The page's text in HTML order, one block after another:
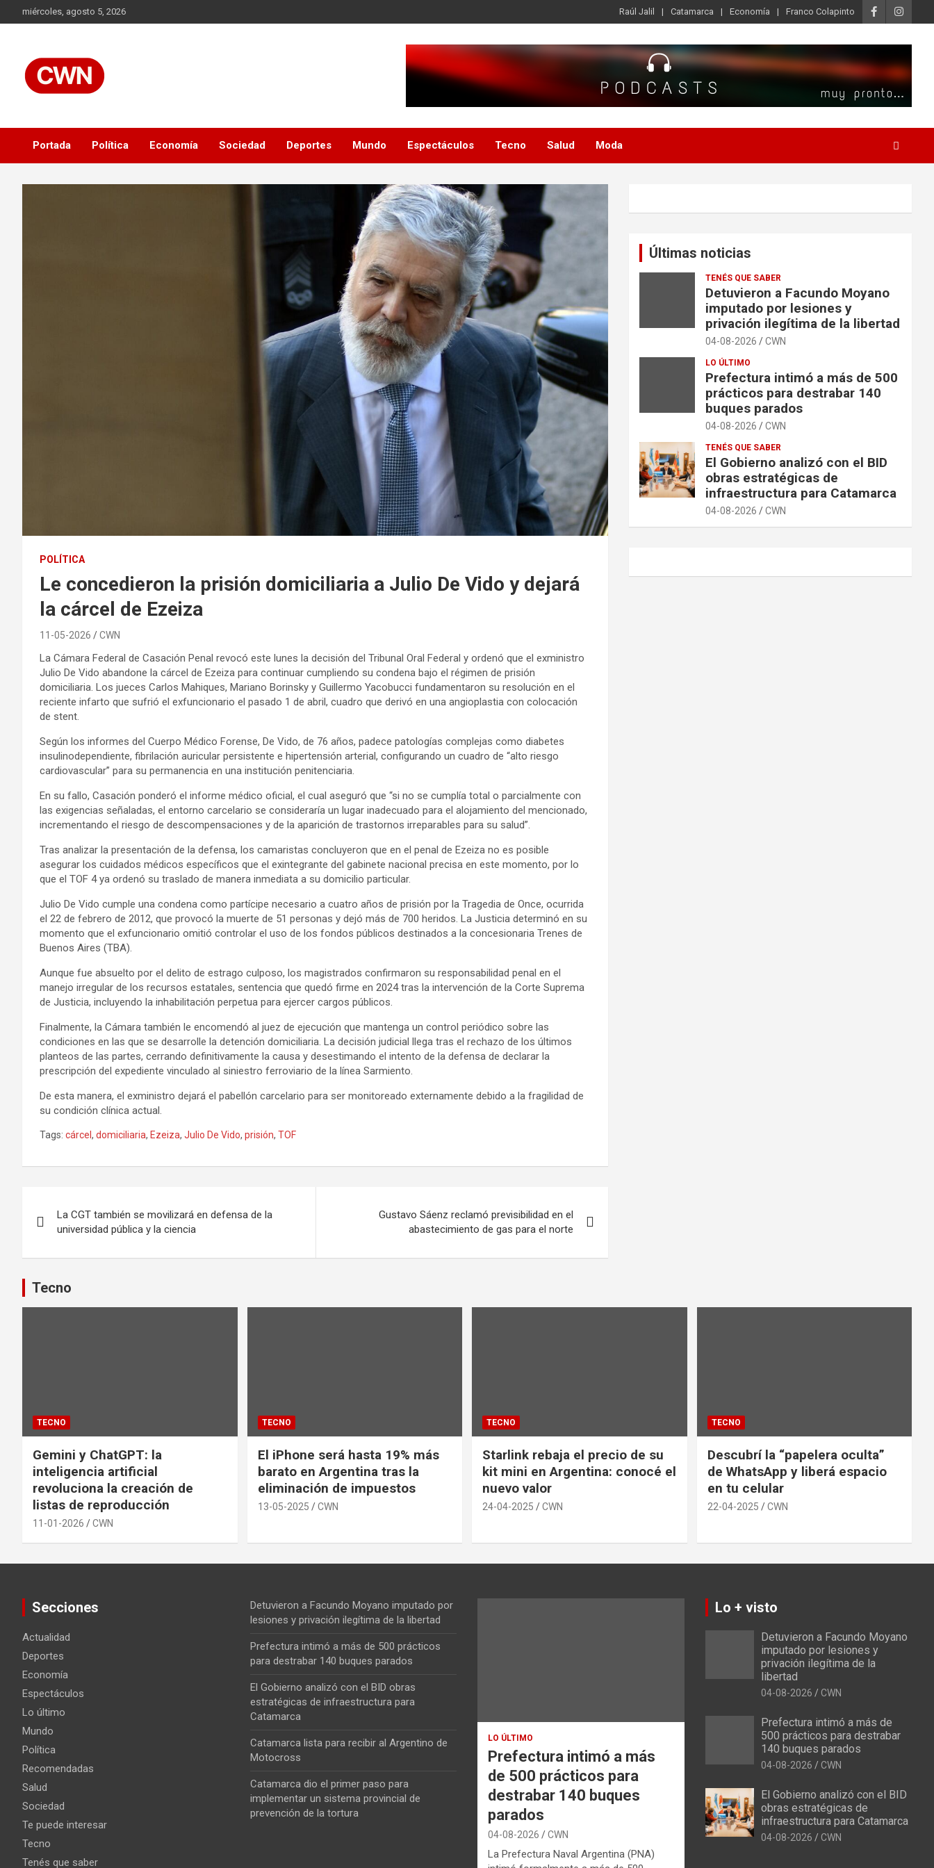
to
miércoles, agosto 5, 2026 Raúl Jalil Catamarca Economía Franco Colapinto
Portada Política Economía Sociedad Deportes Mundo Espectáculos Tecno Salud Moda
POLÍTICA
Le concedieron la prisión domiciliaria a Julio De Vido y dejará
la cárcel de Ezeiza
11-05-2026 CWN
La Cámara Federal de Casación Penal revocó este lunes la decisión del Tribunal Oral Federal y ordenó que el exministro
Julio De Vido abandone la cárcel de Ezeiza para continuar cumpliendo su condena bajo el régimen de prisión
domiciliaria. Los jueces Carlos Mahiques, Mariano Borinsky y Guillermo Yacobucci fundamentaron su resolución en el
reciente infarto que sufrió el exfuncionario el pasado 1 de abril, cuadro que derivó en una angioplastia con colocación
de stent.
Según los informes del Cuerpo Médico Forense, De Vido, de 76 años, padece patologías complejas como diabetes
insulinodependiente, fibrilación auricular persistente e hipertensión arterial, configurando un cuadro de “alto riesgo
cardiovascular” para su permanencia en una institución penitenciaria.
En su fallo, Casación ponderó el informe médico oficial, el cual aseguró que “si no se cumplía total o parcialmente con
las exigencias señaladas, el entorno carcelario se consideraría un lugar inadecuado para el alojamiento del mencionado,
incrementando el riesgo de descompensaciones y de la aparición de trastornos irreparables para su salud”.
Tras analizar la presentación de la defensa, los camaristas concluyeron que en el penal de Ezeiza no es posible
asegurar los cuidados médicos específicos que el exintegrante del gabinete nacional precisa en este momento, por lo
que el TOF 4 ya ordenó su traslado de manera inmediata a su domicilio particular.
Julio De Vido cumple una condena como partícipe necesario a cuatro años de prisión por la Tragedia de Once, ocurrida
el 22 de febrero de 2012, que provocó la muerte de 51 personas y dejó más de 700 heridos. La Justicia determinó en su
momento que el exfuncionario omitió controlar el uso de los fondos públicos destinados a la concesionaria Trenes de
Buenos Aires (TBA).
Aunque fue absuelto por el delito de estrago culposo, los magistrados confirmaron su responsabilidad penal en el
manejo irregular de los recursos estatales, sentencia que quedó firme en 2024 tras la intervención de la Corte Suprema
de Justicia, incluyendo la inhabilitación perpetua para ejercer cargos públicos.
Finalmente, la Cámara también le encomendó al juez de ejecución que mantenga un control periódico sobre las
condiciones en las que se desarrolle la detención domiciliaria. La decisión judicial llega tras el rechazo de los últimos
planteos de las partes, cerrando definitivamente la causa y desestimando el intento de la defensa de declarar la
prescripción del expediente vinculado al siniestro ferroviario de la línea Sarmiento.
De esta manera, el exministro dejará el pabellón carcelario para ser monitoreado externamente debido a la fragilidad de
su condición clínica actual.
Tags: cárcel , domiciliaria, Ezeiza, Julio De Vido, prisión, TOF
de
entradas
La CGT también se movilizará en defensa de la
universidad pública y la ciencia
Gustavo Sáenz reclamó previsibilidad en el
abastecimiento de gas para el norte
Últimas noticias
TENÉS QUE SABER
Detuvieron a Facundo Moyano
imputado por lesiones y
privación ilegítima de la libertad
04-08-2026 CWN
LO ÚLTIMO
Prefectura intimó a más de 500
prácticos para destrabar 140
buques parados
04-08-2026 CWN
TENÉS QUE SABER
El Gobierno analizó con el BID
obras estratégicas de
infraestructura para Catamarca
04-08-2026 CWN
Tecno
TECNO
Gemini y ChatGPT: la
inteligencia artificial
revoluciona la creación de
listas de reproducción
11-01-2026 CWN
TECNO
El iPhone será hasta 19% más
barato en Argentina tras la
eliminación de impuestos
13-05-2025 CWN
TECNO
Starlink rebaja el precio de su
kit mini en Argentina: conocé el
nuevo valor
24-04-2025 CWN
TECNO
Descubrí la “papelera oculta”
de WhatsApp y liberá espacio
en tu celular
22-04-2025 CWN
Secciones
Actualidad
Deportes
Economía
Espectáculos
Lo último
Mundo
Política
Recomendadas
Salud
Sociedad
Te puede interesar
Tecno
Tenés que saber
Detuvieron a Facundo Moyano imputado por
lesiones y privación ilegítima de la libertad
Prefectura intimó a más de 500 prácticos
para destrabar 140 buques parados
El Gobierno analizó con el BID obras
estratégicas de infraestructura para
Catamarca
Catamarca lista para recibir al Argentino de
Motocross
Catamarca dio el primer paso para
implementar un sistema provincial de
prevención de la tortura
LO ÚLTIMO
Prefectura intimó a más
de 500 prácticos para
destrabar 140 buques
parados
04-08-2026 CWN
La Prefectura Naval Argentina (PNA)
Lo + visto
Detuvieron a Facundo Moyano
imputado por lesiones y
privación ilegítima de la
libertad
04-08-2026 CWN
Prefectura intimó a más de
500 prácticos para destrabar
140 buques parados
04-08-2026 CWN
El Gobierno analizó con el BID
obras estratégicas de
infraestructura para Catamarca
04-08-2026 CWN